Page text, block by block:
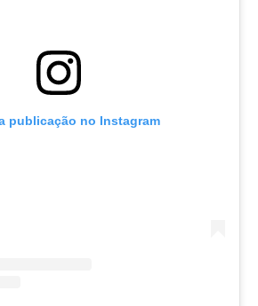
publicação no Instagram